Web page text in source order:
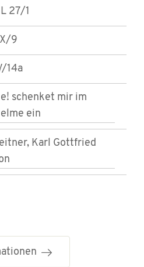
27/1
9
14a
schenket mir im
ein
Karl Gottfried